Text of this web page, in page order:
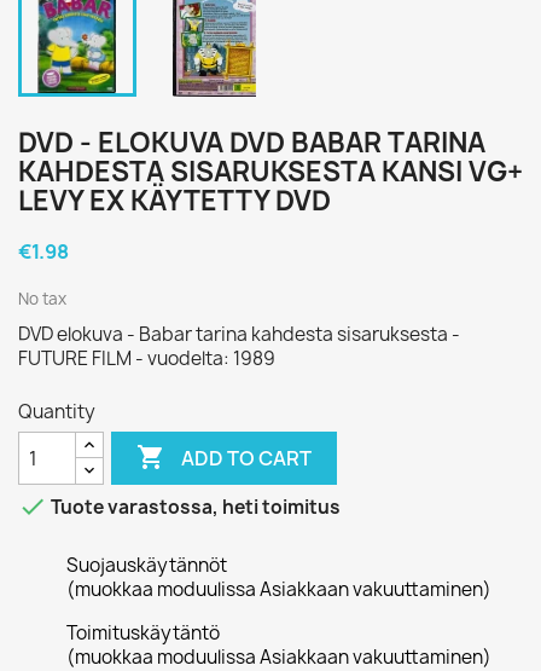
DVD - ELOKUVA DVD BABAR TARINA
KAHDESTA SISARUKSESTA KANSI VG+
LEVY EX KÄYTETTY DVD
€1.98
No tax
DVD elokuva - Babar tarina kahdesta sisaruksesta -
FUTURE FILM - vuodelta: 1989
Quantity
 ADD TO CART
 Tuote varastossa, heti toimitus
Suojauskäytännöt
(muokkaa moduulissa Asiakkaan vakuuttaminen)
Toimituskäytäntö
(muokkaa moduulissa Asiakkaan vakuuttaminen)